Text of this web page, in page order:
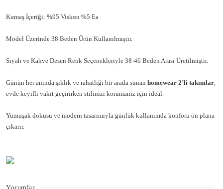
Kumaş İçeriği: %95 Viskon %5 Ea
Model Üzerinde 38 Beden Ürün Kullanılmıştır.
Siyah ve Kahve Desen Renk Seçenekleriyle 38-46 Beden Arası Üretilmiştir.
Günün her anında şıklık ve rahatlığı bir arada sunan homewear 2’li takımlar,
evde keyifli vakit geçirirken stilinizi korumanız için ideal.
Yumuşak dokusu ve modern tasarımıyla günlük kullanımda konforu ön plana
çıkarır.